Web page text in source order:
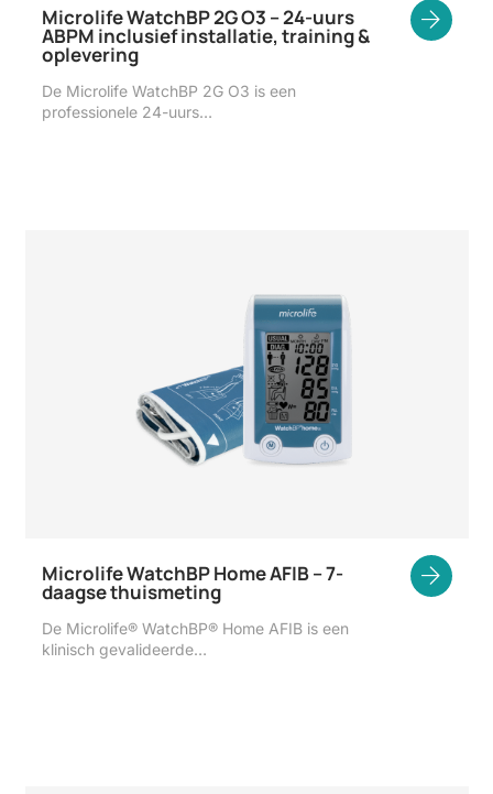
Microlife WatchBP 2G O3 – 24-uurs
ABPM inclusief installatie, training &
oplevering
De Microlife WatchBP 2G O3 is een
professionele 24-uurs…
Microlife WatchBP Home AFIB – 7-
daagse thuismeting
De Microlife® WatchBP® Home AFIB is een
klinisch gevalideerde…